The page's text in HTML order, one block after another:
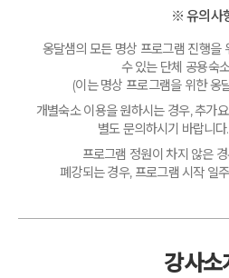
※ 유의사
옹달샘의 모든 명상 프로그램 진행을
수 있는 단체 공용숙
(이는 명상 프로그램을 위한 옹
개별숙소 이용을 원하시는 경우, 추가
별도 문의하시기 바랍니
프로그램 정원이 차지 않은
폐강되는 경우, 프로그램 시작 일
강사소